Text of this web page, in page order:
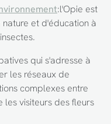
:l'Opie est
et d'éducation à
qui s'adresse à
les réseaux de
complexes entre
les visiteurs des fleurs